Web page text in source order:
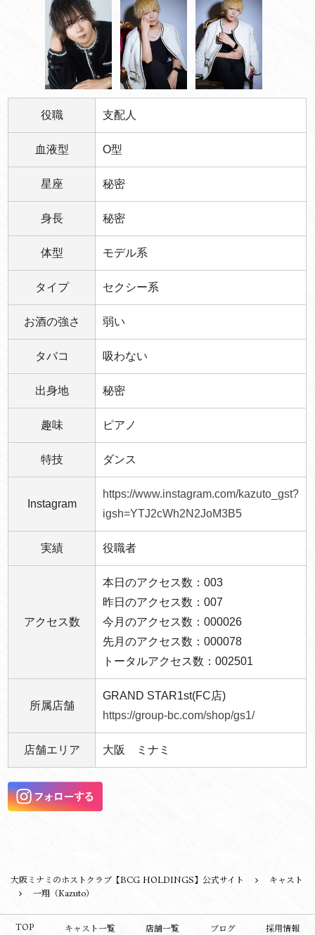
役職 支配人
血液型 O型
星座 秘密
身長 秘密
体型 モデル系
タイプ セクシー系
お酒の強さ 弱い
タバコ 吸わない
出身地 秘密
趣味 ピアノ
特技 ダンス
Instagram
https://www.instagram.com/kazuto_gst?
igsh=YTJ2cWh2N2JoM3B5
実績 役職者
アクセス数
本日のアクセス数：003
昨日のアクセス数：007
今月のアクセス数：000026
先月のアクセス数：000078
トータルアクセス数：002501
所属店舗
GRAND STAR1st(FC店)
https://group-bc.com/shop/gs1/
店舗エリア 大阪 ミナミ
大阪ミナミのホストクラブ【BCG HOLDINGS】公式サイト
キャスト
一翔（Kazuto）
TOP キャスト一覧 店舗一覧 ブログ 採用情報